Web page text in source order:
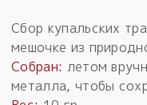
Сбор купальских
мешочке из
Собран: летом
металла, чтобы